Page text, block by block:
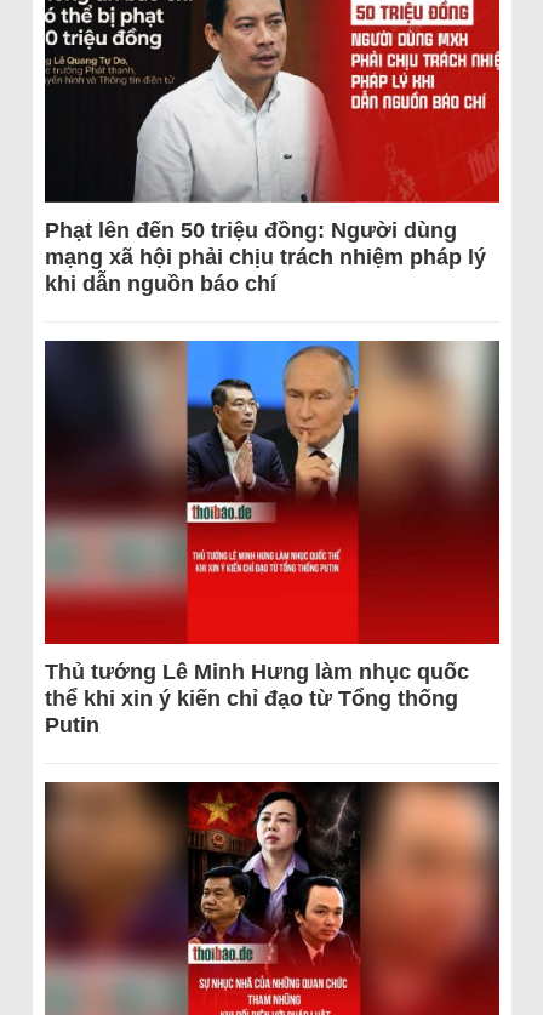
Phạt lên đến 50 triệu đồng: Người dùng
mạng xã hội phải chịu trách nhiệm pháp lý
khi dẫn nguồn báo chí
Thủ tướng Lê Minh Hưng làm nhục quốc
thể khi xin ý kiến chỉ đạo từ Tổng thống
Putin